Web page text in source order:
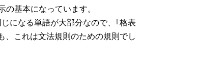
の基本になっています。
になる単語が大部分なので、｢格表
、これは文法規則のための規則でし